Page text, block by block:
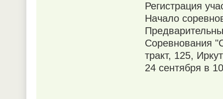
Регистрация
Начало
Соревнования
тракт, 125,
24 сентября в